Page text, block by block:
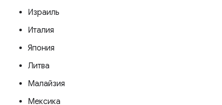
Израиль
Италия
Япония
Литва
Малайзия
Мексика